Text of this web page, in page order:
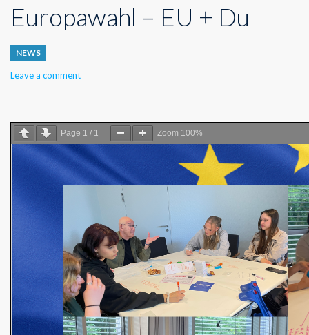
Europawahl – EU + Du
NEWS
Leave a comment
Page 1 / 1 Zoom 100%